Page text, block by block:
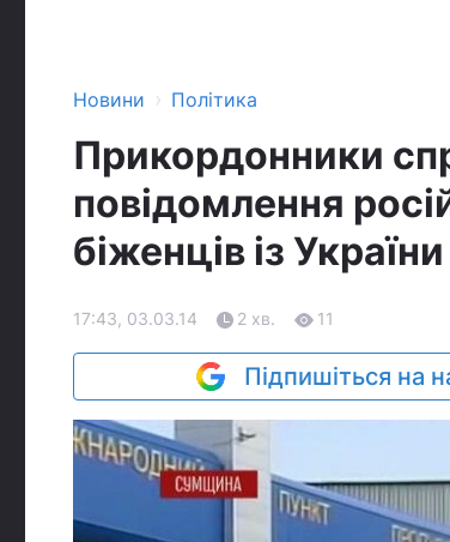
Новини › Політика
Прикордонники
повідомлення
біженців із України
17:43, 03.03.14 2 хв. 11
Підпишіться на